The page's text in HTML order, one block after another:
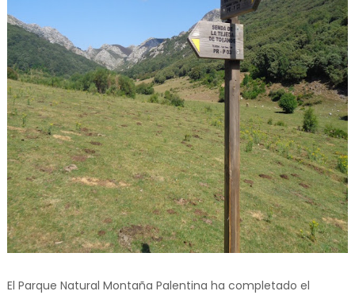
El Parque Natural Montaña Palentina ha completado el